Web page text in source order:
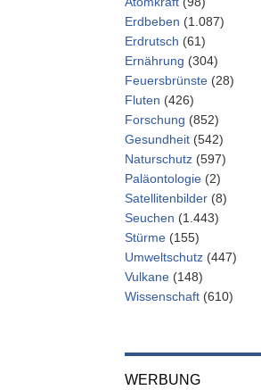
Erdbeben (1.087)
Erdrutsch (61)
Ernährung (304)
Feuersbrünste (28)
Fluten (426)
Forschung (852)
Gesundheit (542)
Naturschutz (597)
Paläontologie (2)
Satellitenbilder (8)
Seuchen (1.443)
Stürme (155)
Umweltschutz (447)
Vulkane (148)
Wissenschaft (610)
WERBUNG